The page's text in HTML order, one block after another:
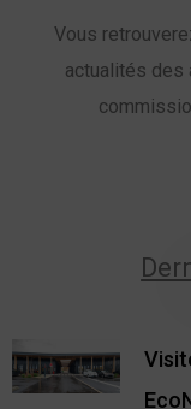
Vous
actualités des